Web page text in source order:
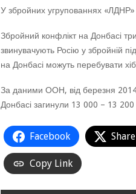
У збройних угрупованнях «ЛДНР»
Збройний конфлікт на Донбасі
звинувачують Росію у збройній
на Донбасі можуть перебувати
За даними ООН, від березня
Донбасі загинули 13 000 – 13
Facebook
Copy Link